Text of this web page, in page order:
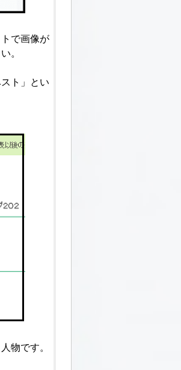
で画像が
。
ト」とい
物です。